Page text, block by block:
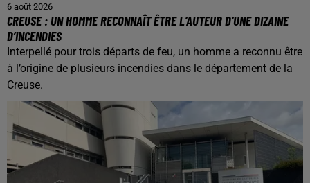
6 août 2026
CREUSE : UN HOMME RECONNAÎT ÊTRE L’AUTEUR D’UNE DIZAINE
D’INCENDIES
Interpellé pour trois départs de feu, un homme a reconnu être
à l’origine de plusieurs incendies dans le département de la
Creuse.